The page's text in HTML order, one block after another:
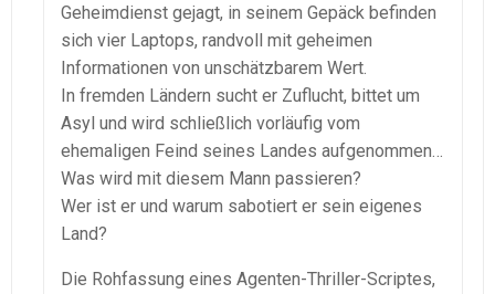
Geheimdienst gejagt, in seinem Gepäck befinden
sich vier Laptops, randvoll mit geheimen
Informationen von unschätzbarem Wert.
In fremden Ländern sucht er Zuflucht, bittet um
Asyl und wird schließlich vorläufig vom
ehemaligen Feind seines Landes aufgenommen…
Was wird mit diesem Mann passieren?
Wer ist er und warum sabotiert er sein eigenes
Land?
Die Rohfassung eines Agenten-Thriller-Scriptes,